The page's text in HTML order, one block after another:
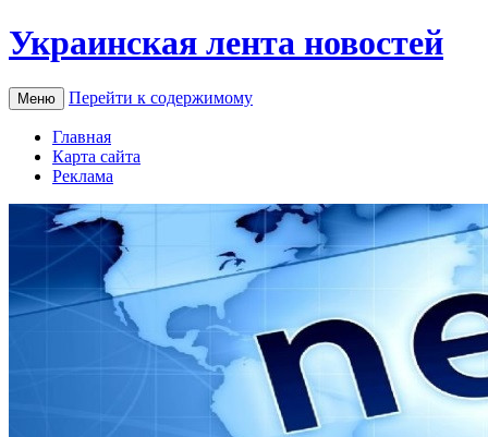
Украинская лента новостей
Меню Перейти к содержимому
Главная
Карта сайта
Реклама